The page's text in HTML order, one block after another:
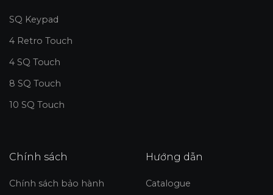
SQ Keypad
4 Retro Touch
4 SQ Touch
8 SQ Touch
10 SQ Touch
Chính sách
Chính sách bảo hành
Hướng dẫn
Catalogue